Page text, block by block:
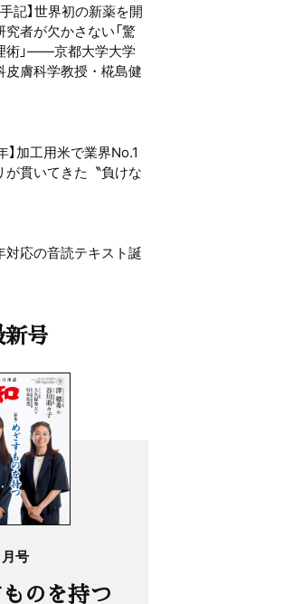
記】世界初の新薬を開
者が欠かさない「驚
術」——京都大学大学
皮膚科学教授・椛島健
】加工用米で業界No.1
が貫いてきた〝負けな
対応の音読テキスト誕
号
号
のを持つ